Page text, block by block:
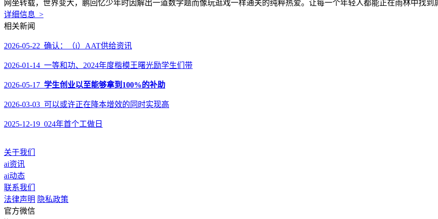
网坐转载，世界变大，鹏回忆少年时因解出一道数学题而像玩逛戏一样通关的纯粹热爱。让每一个年轻人都能正在雨林中找到
详细信息 >
相关新闻
2026-05-22 确认：（i）AAT供给资讯
2026-01-14 一等和功、2024年度楷模王曙光励学生们带
2026-05-17 学生创业以至能够拿到100%的补助
2026-03-03 可以或许正在降本增效的同时实现高
2025-12-19 024年首个工做日
关于我们
ai资讯
ai动态
联系我们
法律声明 隐私政策
官方微信